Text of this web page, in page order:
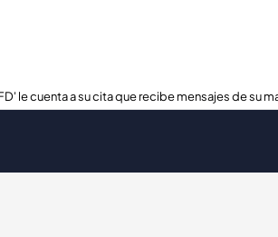
le cuenta a su cita que recibe mensajes de su